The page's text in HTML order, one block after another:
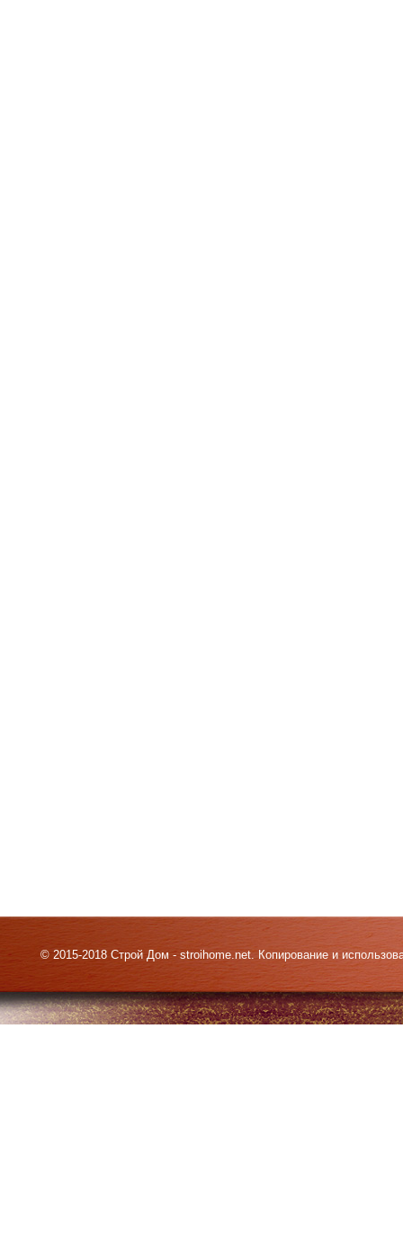
© 2015-2018 Строй Дом - stroihome.net. Копирование и